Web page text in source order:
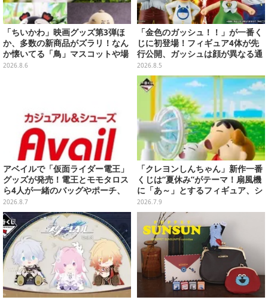
「ちいかわ」映画グッズ第3弾ほ
か、多数の新商品がズラリ！なん
か懐いてる「鳥」マスコットや場
面写アイテムなど必見のラインナ
2026.8.6
「金色のガッシュ！！」が一番く
じに初登場！フィギュア4体が先
行公開、ガッシュは顔が異なる通
常/ザケルver.の2種
2026.8.5
アベイルで「仮面ライダー電王」
グッズが発売！電王とモモタロス
ら4人が一緒のバッグやポーチ、
収納ボックスも
2026.8.7
「クレヨンしんちゃん」新作一番
くじは“夏休み”がテーマ！扇風機
に「あ～」とするフィギュア、シ
ロのボウル皿など夏全開のライン
ナップ
2026.7.9